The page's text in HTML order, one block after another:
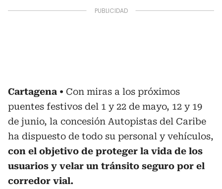
Cartagena
Con miras a los próximos
puentes festivos del 1 y 22 de mayo, 12 y 19
de junio, la concesión Autopistas del Caribe
ha dispuesto de todo su personal y vehículos,
con el objetivo de proteger la vida de los
usuarios y velar un tránsito seguro por el
corredor vial.